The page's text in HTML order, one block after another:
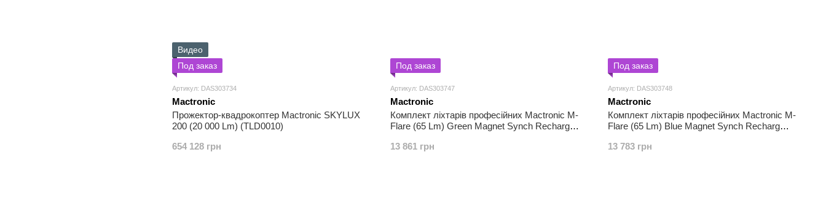
Видео
Под заказ
Артикул: DAS303734
Mactronic
Прожектор-квадрокоптер Mactronic SKYLUX
200 (20 000 Lm) (TLD0010)
654 128 грн
Под заказ
Артикул: DAS303747
Mactronic
Комплект ліхтарів професійних Mactronic M-
Flare (65 Lm) Green Magnet Synch Recharg
13 861 грн
Под заказ
Артикул: DAS303748
Mactronic
Комплект ліхтарів професійних Mactronic M-
Flare (65 Lm) Blue Magnet Synch Recharg
13 783 грн